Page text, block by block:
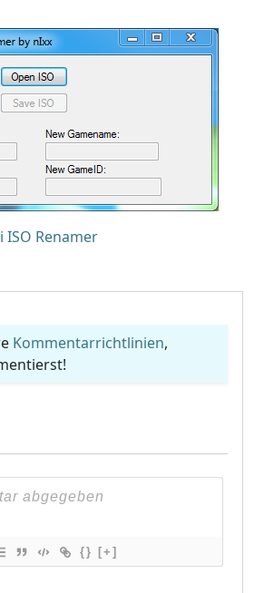
ISO Renamer
Kommentarrichtlinien,
{} [+]